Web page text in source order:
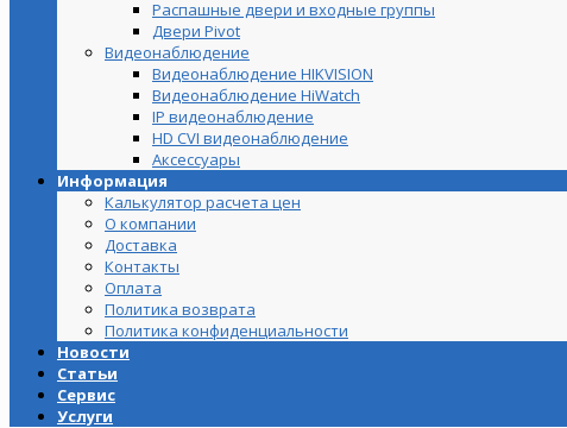
Распашные двери и входные группы
Двери Pivot
Видеонаблюдение
Видеонаблюдение HIKVISION
Видеонаблюдение HiWatch
IP видеонаблюдение
HD CVI видеонаблюдение
Аксессуары
Информация
Калькулятор расчета цен
О компании
Доставка
Контакты
Оплата
Политика возврата
Политика конфиденциальности
Новости
Статьи
Сервис
Услуги